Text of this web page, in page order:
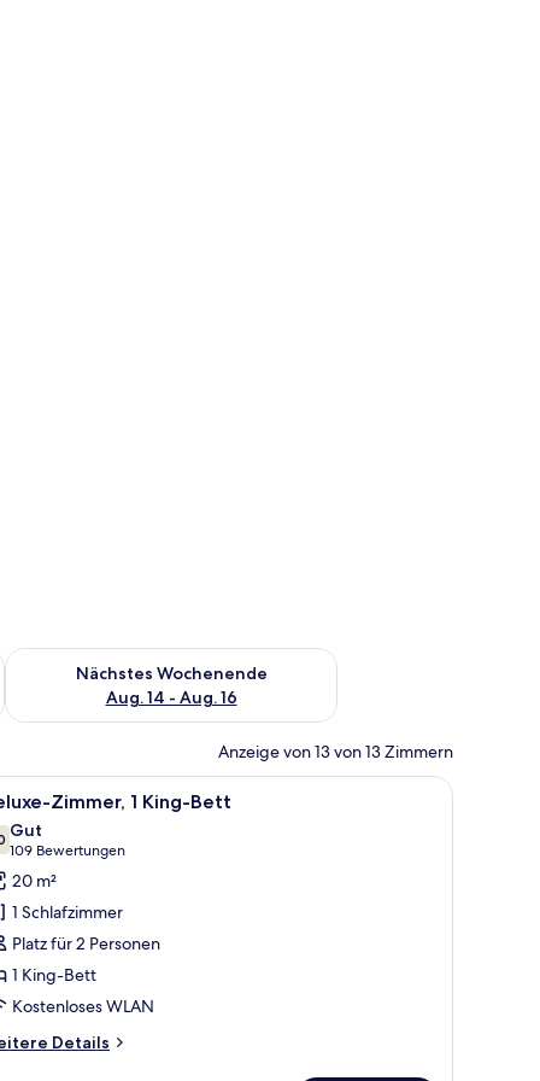
Aug. 7 - Aug. 9.
Nächstes Wochenende
Aug. 14 - Aug. 16
Überprüfe die Verfügbarkeit für nächstes Wochenende, Aug.
Anzeige von 13 von 13 Zimmern
einem Telefon.
Sessel, einem Schreibtisch mit Lampe, einem Gemälde und einem Fenster
Ein ordentlich bezogenes Bett mit zwei
6 Zimmer, 1 King-Bett
von 10
Gut
109 Bewertungen
(109
Bewertungen)
20 m²
1 Schlafzimmer
Platz für 2 Personen
1 King-Bett
Kostenloses WLAN
Details